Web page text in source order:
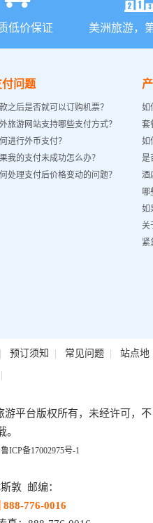
低价保证 美洲旅游，
付问题
之后是否就可以订购机票？
旅游网站支持哪些支付方式？
进行外币支付？
我的支付未成功怎么办？
处理支付后价格变动的问题？
如
套
如
是
酒
哪
如
关
紧
预订须知 | 常见问题| 站点地
|
游平台版权所有，未经许可，不
。
鲁ICP备17002975号-1
敦 邮编：
888-776-0016